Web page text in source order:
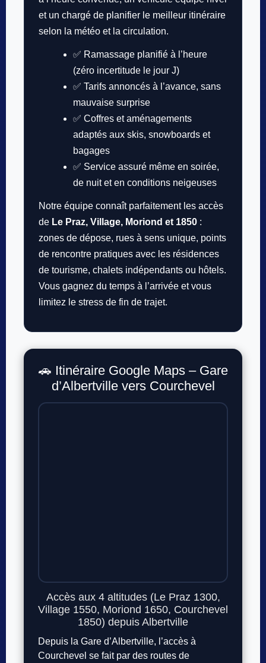
et un chargé de planifier le meilleur itinéraire
selon la météo et la circulation.
✅ Ramassage planifié à l’heure
(zéro incertitude le jour J)
✅ Tarifs annoncés à l’avance, sans
mauvaise surprise
✅ Coffres et aménagements
adaptés aux skis, snowboards et
bagages
✅ Service assuré même en soirée,
de nuit et en conditions neigeuses
Notre équipe connaît parfaitement les accès
de Le Praz, Village, Moriond et 1850 :
zones de dépose, rues à sens unique, points
de rencontre pratiques avec les résidences
de tourisme, chalets indépendants ou hôtels.
Vous gagnez du temps à l’arrivée et vous
limitez le stress de fin de trajet.
🚗 Itinéraire Google Maps – Gare
d’Albertville vers Courchevel
Accès aux 4 altitudes (Le Praz 1300,
Village 1550, Moriond 1650, Courchevel
1850) depuis Albertville
Depuis la Gare d’Albertville, l’accès à
Courchevel se fait par des routes de